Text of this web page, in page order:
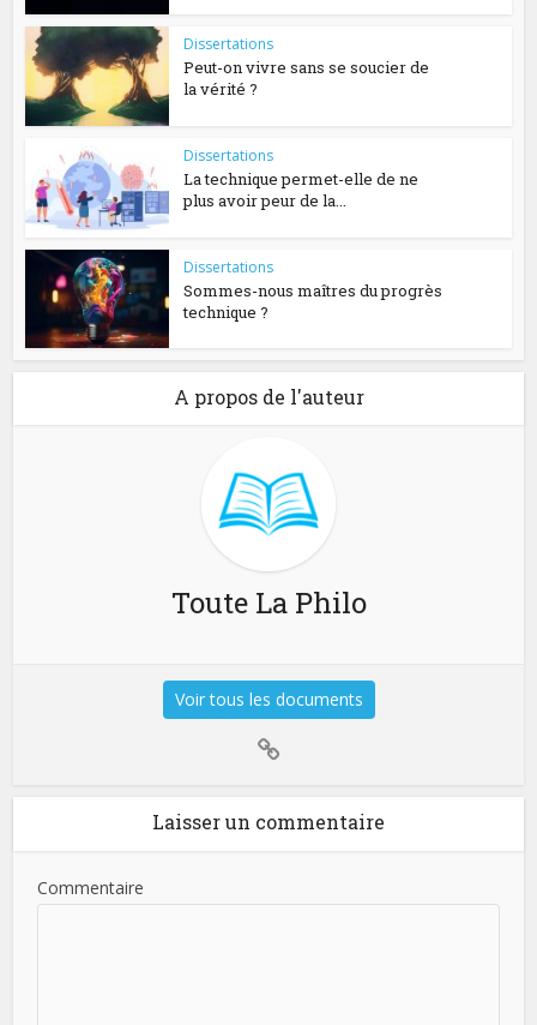
Dissertations
Peut-on vivre sans se soucier de
la vérité ?
Dissertations
La technique permet-elle de ne
plus avoir peur de la...
Dissertations
Sommes-nous maîtres du progrès
technique ?
A propos de l'auteur
Toute La Philo
Voir tous les documents
Laisser un commentaire
Commentaire